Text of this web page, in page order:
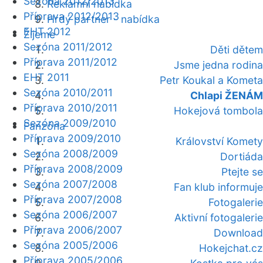
Reklamní nabídka
Hrdý partner - nabídka
Žijeme
Děti dětem
Jsme jedna rodina
Petr Koukal a Kometa
Chlapi ŽENÁM
Hokejová tombola
Fanzóna
Království Komety
Dortiáda
Ptejte se
Fan klub informuje
Fotogalerie
Aktivní fotogalerie
Download
Hokejchat.cz
Příprava 2012/2013
EHT 2012
Sezóna 2011/2012
Příprava 2011/2012
EHT 2011
Sezóna 2010/2011
Příprava 2010/2011
Sezóna 2009/2010
Příprava 2009/2010
Sezóna 2008/2009
Příprava 2008/2009
Sezóna 2007/2008
Příprava 2007/2008
Sezóna 2006/2007
Příprava 2006/2007
Sezóna 2005/2006
Příprava 2005/2006